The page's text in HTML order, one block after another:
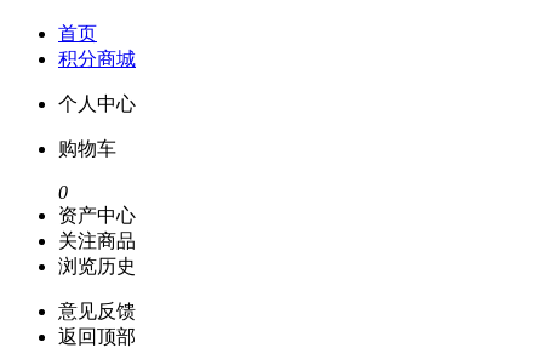
首页
积分商城
个人中心
购物车
0
资产中心
关注商品
浏览历史
意见反馈
返回顶部